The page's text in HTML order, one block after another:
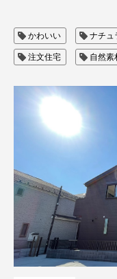
かわいい ナチュ
注文住宅 自然素